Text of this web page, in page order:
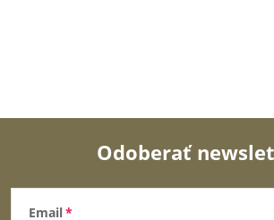
Z
Odoberať
Email